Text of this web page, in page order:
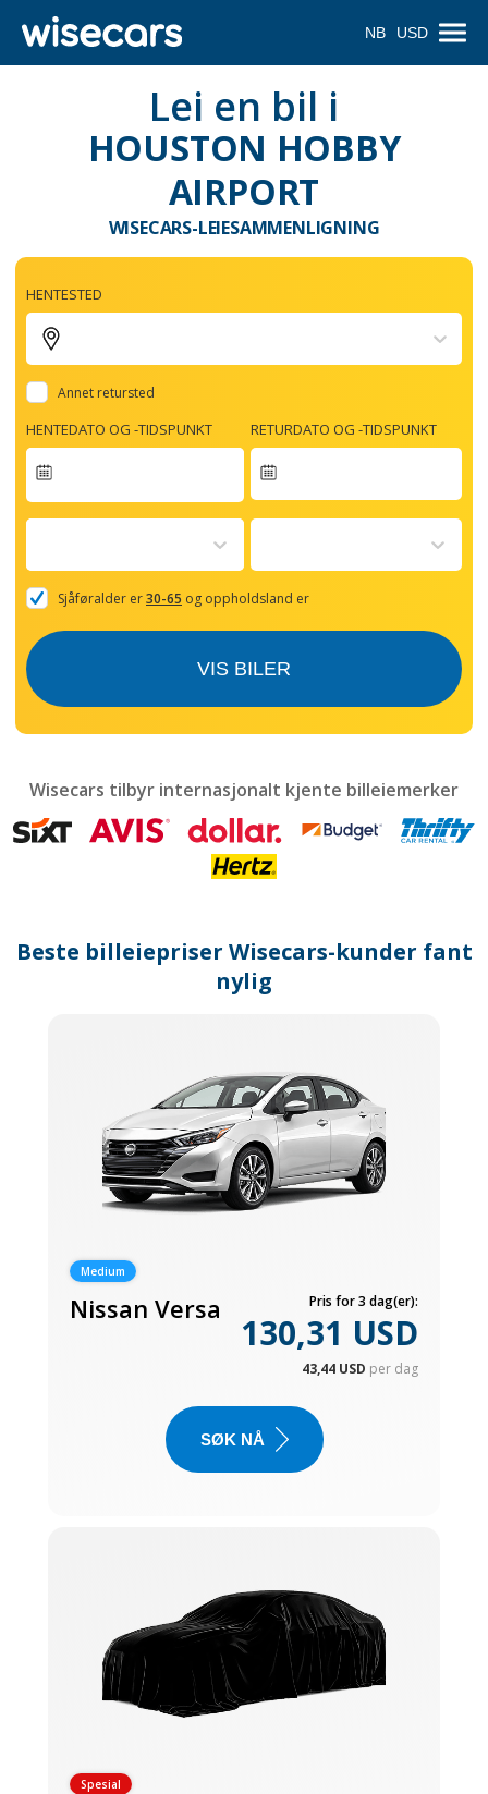
NB USD
Lei en bil i
HOUSTON HOBBY
AIRPORT
WISECARS-LEIESAMMENLIGNING
HENTESTED
Annet retursted
HENTEDATO OG -TIDSPUNKT
forward
with
the
and
mark
to
get
changing
RETURDATO OG -TIDSPUNKT
Sjåføralder er30-65 og oppholdsland er
VIS BILER
Wisecars tilbyr internasjonalt kjente billeiemerker
Beste billeiepriser Wisecars-kunder fant
nylig
Medium
Nissan Versa Pris for 3 dag(er):
130,31 USD
43,44 USD per dag
SØK NÅ
Spesial